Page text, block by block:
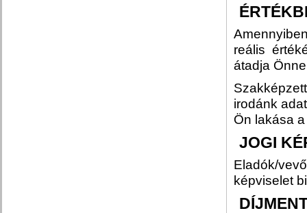
reális
átadja
irodánk
Ön lakása
JOGI
Eladók/
képviselet